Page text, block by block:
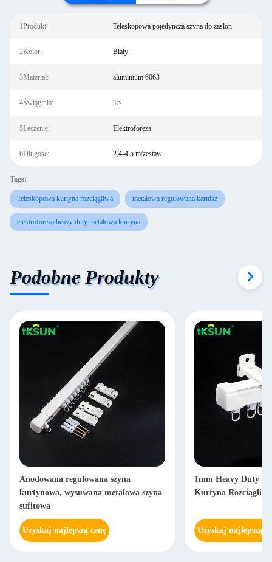
1Produkt: Teleskopowa pojedyncza szyna do zasłon
2Kolor: Biały
3Materiał: aluminium 6063
4Świątynia: T5
5Leczenie: Elektroforeza
6Długość: 2,4-4,5 m/zestaw
Tags:
Teleskopowa kurtyna rozciągliwa metalowa regulowana karnisz
elektroforeza heavy duty metalowa kurtyna
Podobne Produkty
Anodowana regulowana szyna
kurtynowa, wysuwana metalowa szyna
sufitowa
Uzyskaj najlepszą cenę
1mm Heavy Duty
Kurtyna
Uzyskaj najlepszą